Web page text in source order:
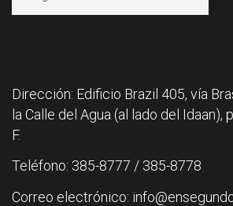
Dirección: Edificio Brazil 405, vía
la Calle del Agua (al lado del Idaan),
F.
Teléfono: 385-8777 / 385-8778
Correo electrónico: